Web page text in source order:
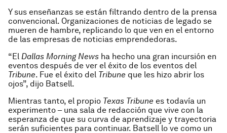
Y sus enseñanzas se están filtrando dentro de la prensa
convencional. Organizaciones de noticias de legado se
mueren de hambre, replicando lo que ven en el entorno
de las empresas de noticias emprendedoras.
“El Dallas Morning News ha hecho una gran incursión en
eventos después de ver el éxito de los eventos del
Tribune. Fue el éxito del Tribune que les hizo abrir los
ojos”, dijo Batsell.
Mientras tanto, el propio Texas Tribune es todavía un
experimento – una sala de redacción que vive con la
esperanza de que su curva de aprendizaje y trayectoria
serán suficientes para continuar. Batsell lo ve como un